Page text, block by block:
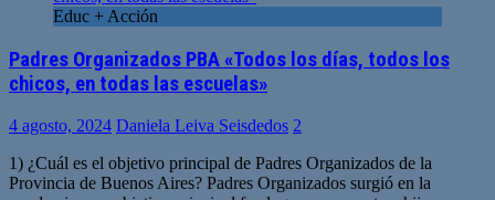
Educ + Acción
Padres Organizados PBA «Todos los días, todos los
chicos, en todas las escuelas»
4 agosto, 2024 Daniela Leiva Seisdedos 2
1) ¿Cuál es el objetivo principal de Padres Organizados de la
Provincia de Buenos Aires? Padres Organizados surgió en la